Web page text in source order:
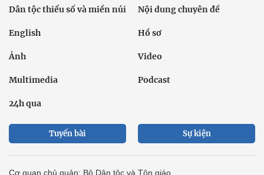
Dân tộc thiểu số và miền núi Nội dung chuyên đề
English Hồ sơ
Ảnh Video
Multimedia Podcast
24h qua
Tuyến bài Sự kiện
Cơ quan chủ quản: Bộ Dân tộc và Tôn giáo